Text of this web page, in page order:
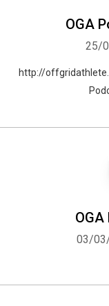
OGA
25/
http://
03/